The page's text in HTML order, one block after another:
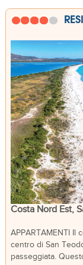
Costa Nord Est,
APPARTAMENTI
centro di San
passeggiata.